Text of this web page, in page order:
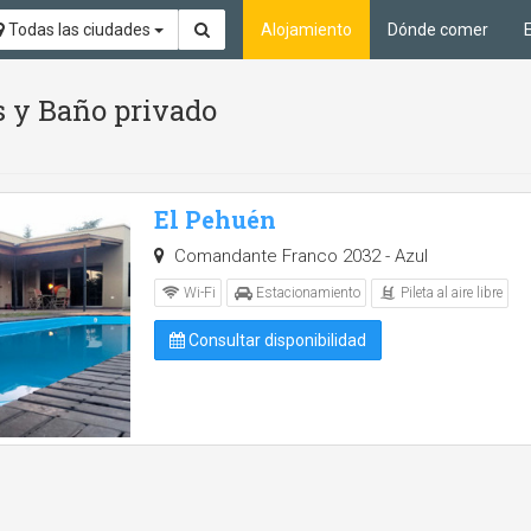
Todas las ciudades Alojamiento Dónde comer
y Baño privado
El Pehuén
Comandante Franco 2032 - Azul
Wi-Fi Estacionamiento Pileta al aire libre
Consultar disponibilidad